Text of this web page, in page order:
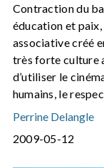
Contraction du
éducation et
associative créé
très forte culture
d’utiliser le
humains, le
Perrine Delangle
2009-05-12